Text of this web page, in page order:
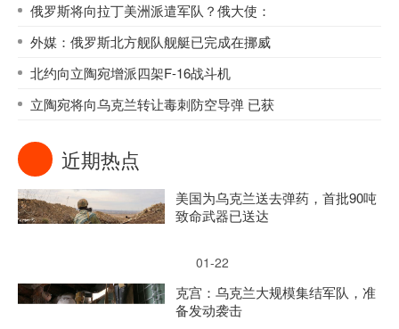
俄罗斯将向拉丁美洲派遣军队？俄大使：
外媒：俄罗斯北方舰队舰艇已完成在挪威
北约向立陶宛增派四架F-16战斗机
立陶宛将向乌克兰转让毒刺防空导弹 已获
近期热点
美国为乌克兰送去弹药，首批90吨
致命武器已送达
01-22
克宫：乌克兰大规模集结军队，准
备发动袭击